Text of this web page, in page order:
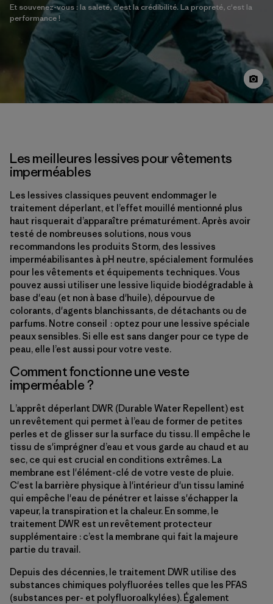
Et souvenez-vous : la saleté, c'est la crédibilité. La propreté, c'est la
performance !
Les meilleures lessives pour vêtements
imperméables
Les lessives classiques peuvent endommager le
traitement déperlant, et l’effet mouillé mentionné plus
haut risquerait d’apparaître prématurément. Après avoir
testé de nombreuses solutions, nous vous
recommandons les produits Storm, des lessives
imperméabilisantes à pH neutre, spécialement formulées
pour les vêtements et équipements techniques. Vous
pouvez aussi utiliser une lessive liquide biodégradable à
base d'eau (et non à base d'huile), dépourvue de
colorants, d'agents blanchissants, de détachants ou de
parfums. Notre conseil : optez pour une lessive spéciale
peaux sensibles. Si elle est sans danger pour ce type de
peau, elle l’est aussi pour votre veste.
Comment fonctionne une veste
imperméable ?
L’apprêt déperlant DWR (Durable Water Repellent) est
un revêtement qui permet à l’eau de former de petites
perles et de glisser sur la surface du tissu. Il empêche le
tissu de s'imprégner d’eau et vous garde au chaud et au
sec, ce qui est crucial en conditions extrêmes. La
membrane est l'élément-clé de votre veste de pluie.
C'est la barrière physique à l'intérieur d'un tissu laminé
qui empêche l'eau de pénétrer et laisse s'échapper la
vapeur, la transpiration et la chaleur. En somme, le
traitement DWR est un revêtement protecteur
supplémentaire : c’est la membrane qui fait la majeure
partie du travail.
Depuis des décennies, le traitement DWR utilise des
substances chimiques polyfluorées telles que les PFAS
(substances per- et polyfluoroalkylées). Également